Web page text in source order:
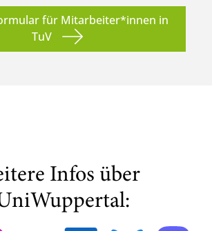
für Mitarbeiter*innen in
TuV
Infos über